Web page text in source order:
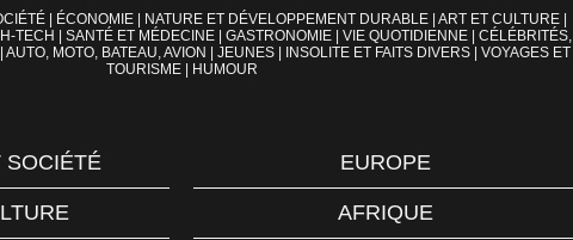
ÉCONOMIE NATURE ET DÉVELOPPEMENT DURABLE ART ET CULTURE
TECH SANTÉ ET MÉDECINE GASTRONOMIE VIE QUOTIDIENNE
CÉLÉBRITÉS,
AUTO, MOTO, BATEAU, AVION JEUNES INSOLITE ET FAITS DIVERS
VOYAGES ET
TOURISME
HUMOUR
SOCIÉTÉ EUROPE
AFRIQUE